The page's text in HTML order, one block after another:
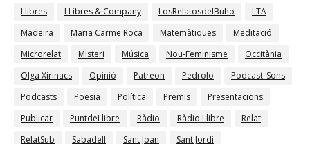
Llibres
LLibres & Company LosRelatosdelBuho
LTA
Madeira
Maria Carme Roca Matemàtiques
Meditació
Microrelat
Misteri Música Nou-Feminisme
Occitània
Olga Xirinacs
Opinió Patreon Pedrolo
Podcast_Sons
Podcasts
Poesia Política Premis
Presentacions
Publicar
PuntdeLlibre Ràdio Ràdio Llibre
Relat
RelatSub
Sabadell Sant Joan
Sant Jordi